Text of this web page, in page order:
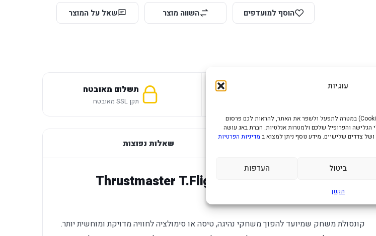
עוגיות
האתר עושה שימוש ב "עוגיות" (Cookies) במטרה לתפעל ולשפר את האתר, להראות לכם פרסום
והפרופיל שלכם ולמטרות אנלטיות. חברת באג עושה
מדיניות הפרטיות
ביטול העדפות
תקנון
הוסף למועדפים השווה מוצר שאל על המוצר
תשלום מאובטח
תקן SSL מאובטח
שאלות נפוצות
סט טיסה Thrustmaster T.Flight Hotas Warthog
למחשב
קונסולת משחק שמיועד להפוך משחקי נהיגה, טיסה או סימולציה לחוויה מדויקת ומוחשית יותר.